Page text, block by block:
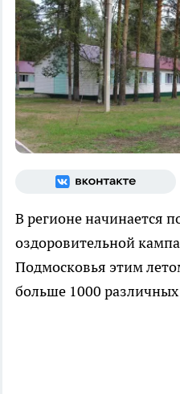
В регионе начинается
оздоровительной
Подмосковья этим
больше 1000